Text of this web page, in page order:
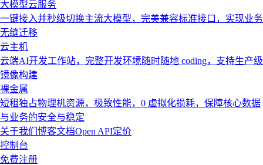
大模型云服务
一键接入并秒级切换主流大模型，完美兼容标准接口，实现业务
无缝迁移
云主机
云端AI开发工作站，完整开发环境随时随地 coding，支持生产级
镜像构建
裸金属
短租独占物理机资源，极致性能，0 虚拟化损耗，保障核心数据
与业务的安全与稳定
关于我们 博客文档Open API定价
控制台
免费注册